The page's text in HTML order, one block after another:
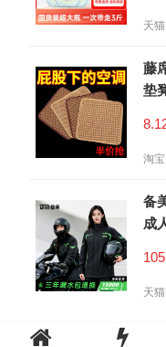
天猫
藤
垫
淘宝
备
成
天猫